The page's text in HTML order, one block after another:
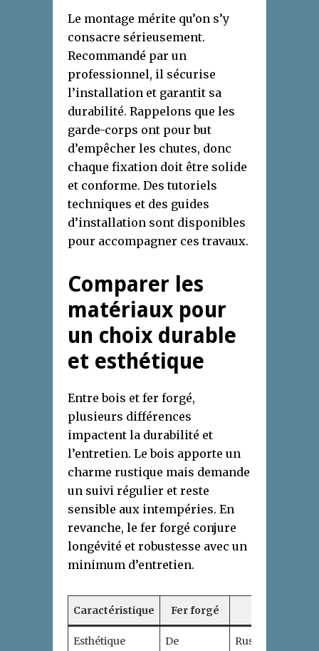
Le montage mérite qu’on s’y
consacre sérieusement.
Recommandé par un
professionnel, il sécurise
l’installation et garantit sa
durabilité. Rappelons que les
garde-corps ont pour but
d’empêcher les chutes, donc
chaque fixation doit être solide
et conforme. Des tutoriels
techniques et des guides
d’installation sont disponibles
pour accompagner ces travaux.
Comparer les
matériaux pour
un choix durable
et esthétique
Entre bois et fer forgé,
plusieurs différences
impactent la durabilité et
l’entretien. Le bois apporte un
charme rustique mais demande
un suivi régulier et reste
sensible aux intempéries. En
revanche, le fer forgé conjure
longévité et robustesse avec un
minimum d’entretien.
Caractéristique Fer forgé
Esthétique
De
Rustique,